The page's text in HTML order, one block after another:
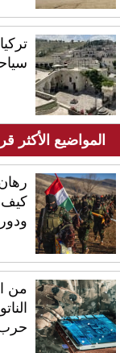
المواضيع الأكثر
كيف
من
حرب